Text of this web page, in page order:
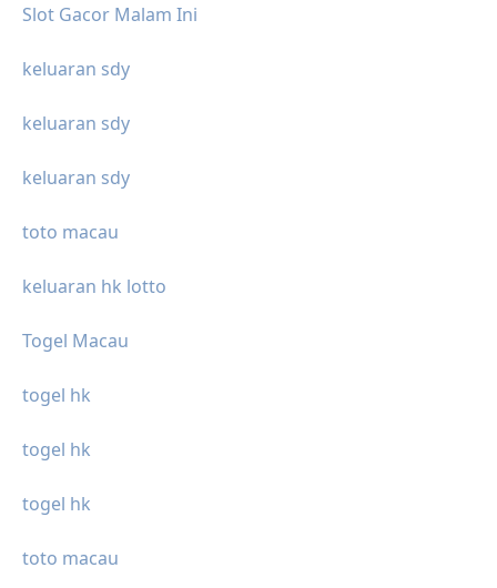
Slot Gacor Malam Ini
keluaran sdy
keluaran sdy
keluaran sdy
toto macau
keluaran hk lotto
Togel Macau
togel hk
togel hk
togel hk
toto macau